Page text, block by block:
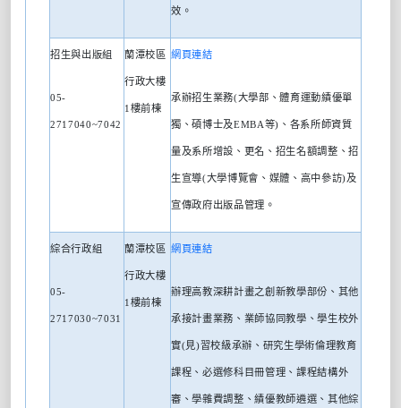
效。
招生與出版組
05-
2717040~7042
蘭潭校區
行政大樓
1 樓前棟
網頁連結
承辦招生業務(大學部、體育運動績優單
獨、碩博士及EMBA等) 、各系所師資質
量及系所增設、更名、招生名額調整、招
生宣導(大學博覽會、媒體、高中參訪)及
宣傳政府出版品管理。
綜合行政組
05-
2717030~7031
蘭潭校區
行政大樓
1 樓前棟
網頁連結
辦理高教深耕計畫之創新教學部份、其他
承接計畫業務、業師協同教學、學生校外
實(見)習校級承辦、研究生學術倫理教育
課程、必選修科目冊管理、課程結構外
審、學雜費調整、績優教師遴選、其他綜